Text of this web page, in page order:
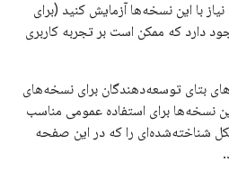
با این نسخه‌ها آزمایش کنید (برای
دارد که ممکن است بر تجربه کاربری
بتای توسعه‌دهندگان برای نسخه‌های
نسخه‌ها برای استفاده عمومی مناسب
شناخته‌شده‌ای را که در این صفحه